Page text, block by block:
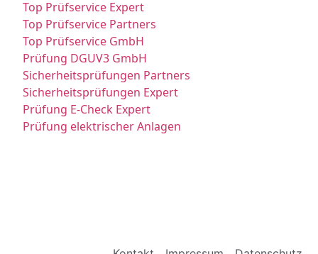
Top Prüfservice Expert
Top Prüfservice Partners
Top Prüfservice GmbH
Prüfung DGUV3 GmbH
Sicherheitsprüfungen Partners
Sicherheitsprüfungen Expert
Prüfung E-Check Expert
Prüfung elektrischer Anlagen